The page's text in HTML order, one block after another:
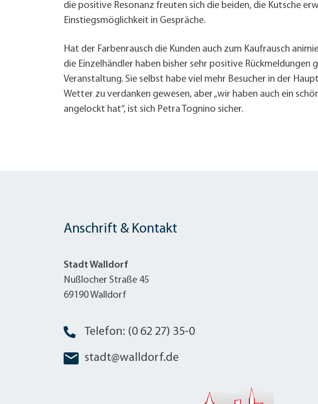
die positive Resonanz freuten sich die beiden, die Kutsche
Einstiegsmöglichkeit in Gespräche.
Hat der Farbenrausch die Kunden auch zum Kaufrausch
die Einzelhändler haben bisher sehr positive
Veranstaltung. Sie selbst habe viel mehr Besucher in der
Wetter zu verdanken gewesen, aber „wir haben auch ein
angelockt hat“, ist sich Petra Tognino sicher.
Anschrift & Kontakt
Stadt Walldorf
Nußlocher Straße 45
69190 Walldorf
Telefon: (0 62 27) 35-0
stadt@walldorf.de